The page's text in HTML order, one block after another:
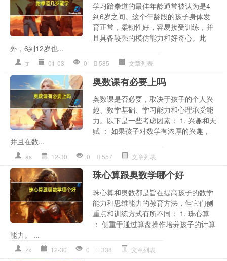
学习跆拳道的最佳年龄通常被认为是4
到6岁之间。这个年龄段的孩子身体发
育正常，柔韧性好，容易接受训练，并
且具备较强的模仿能力和好奇心。此
外，6到12岁也...
tr 01-03 0 585 文章列表
奥数课有必要上吗
奥数课是否必要，取决于孩子的个人兴
趣、数学基础、学习能力和心理承受能
力。以下是一些考虑因素： 1. 兴趣和天
赋 ： 如果孩子对数学有浓厚的兴趣，
并且在数...
as 12-30 0 557 文章列表
珠心算跟奥数学哪个好
珠心算和奥数都是旨在提高孩子的数学
能力和思维能力的教育方法，但它们侧
重点和训练方式有所不同： 1. 珠心算
： 侧重于通过算盘操作培养孩子的计算
能力。 ...
zx 12-30 0 338 文章列表